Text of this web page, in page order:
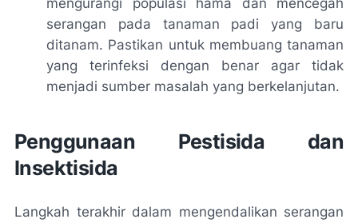
mengurangi populasi hama dan mencegah
serangan pada tanaman padi yang baru
ditanam. Pastikan untuk membuang tanaman
yang terinfeksi dengan benar agar tidak
menjadi sumber masalah yang berkelanjutan.
Penggunaan Pestisida dan
Insektisida
Langkah terakhir dalam mengendalikan serangan